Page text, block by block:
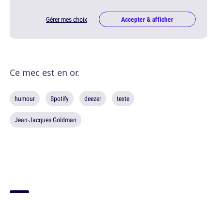
Gérer mes choix Accepter & afficher
Ce mec est en or.
humour Spotify deezer texte
Jean-Jacques Goldman